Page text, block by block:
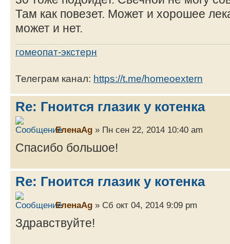
Там как повезет. Может и хорошее
может и нет.
гомеопат-экстерн
Телеграм канал: https://t.me/homeoextern
Re: Гноится глазик у котенка
ЕленаAg » Пн сен 22, 2014 10:40 am
Спасибо большое!
Re: Гноится глазик у котенка
ЕленаAg » Сб окт 04, 2014 9:09 pm
Здравствуйте!